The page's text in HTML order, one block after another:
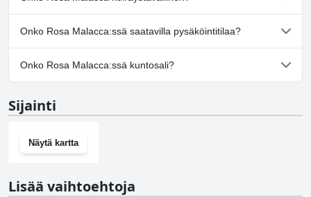
Ei, Rosa Malacca ei salli koiria.
Onko Rosa Malacca:ssä saatavilla pysäköintitilaa?
Kyllä, Rosa Malacca tarjoaa pysäköintimahdollisuuden.
Onko Rosa Malacca:ssä kuntosali?
Sijainti
Näytä kartta
Lisää vaihtoehtoja